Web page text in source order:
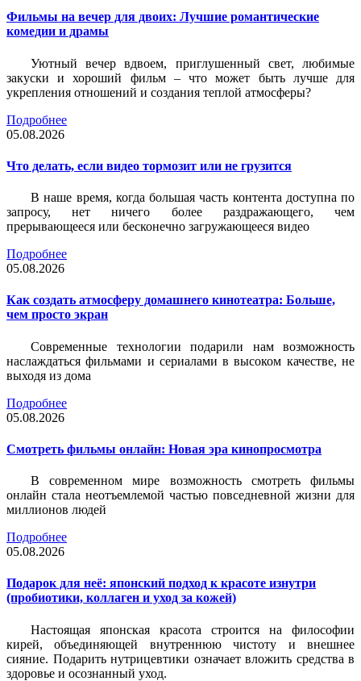
Фильмы на вечер для двоих: Лучшие романтические
комедии и драмы
Уютный вечер вдвоем, приглушенный свет, любимые
закуски и хороший фильм – что может быть лучше для
укрепления отношений и создания теплой атмосферы?
Подробнее
05.08.2026
Что делать, если видео тормозит или не грузится
В наше время, когда большая часть контента доступна по
запросу, нет ничего более раздражающего, чем
прерывающееся или бесконечно загружающееся видео
Подробнее
05.08.2026
Как создать атмосферу домашнего кинотеатра: Больше,
чем просто экран
Современные технологии подарили нам возможность
наслаждаться фильмами и сериалами в высоком качестве, не
выходя из дома
Подробнее
05.08.2026
Смотреть фильмы онлайн: Новая эра кинопросмотра
В современном мире возможность смотреть фильмы
онлайн стала неотъемлемой частью повседневной жизни для
миллионов людей
Подробнее
05.08.2026
Подарок для неё: японский подход к красоте изнутри
(пробиотики, коллаген и уход за кожей)
Настоящая японская красота строится на философии
кирей, объединяющей внутреннюю чистоту и внешнее
сияние. Подарить нутрицевтики означает вложить средства в
здоровье и осознанный уход.